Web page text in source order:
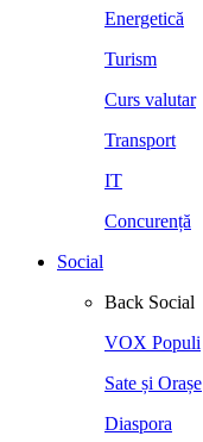
Energetică
Turism
Curs valutar
Transport
IT
Concurență
Social
Back Social
VOX Populi
Sate și Orașe
Diaspora